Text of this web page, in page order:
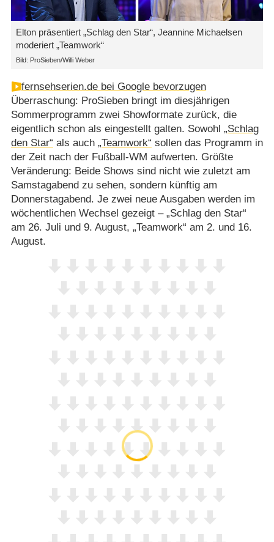
Elton präsentiert „Schlag den Star“, Jeannine Michaelsen
moderiert „Teamwork“
Bild: ProSieben/Willi Weber
fernsehserien.de bei Google bevorzugen
Überraschung: ProSieben bringt im diesjährigen
Sommerprogramm zwei Showformate zurück, die
eigentlich schon als eingestellt galten. Sowohl „Schlag
den Star“ als auch „Teamwork“ sollen das Programm in
der Zeit nach der Fußball-WM aufwerten. Größte
Veränderung: Beide Shows sind nicht wie zuletzt am
Samstagabend zu sehen, sondern künftig am
Donnerstagabend. Je zwei neue Ausgaben werden im
wöchentlichen Wechsel gezeigt – „Schlag den Star“
am 26. Juli und 9. August, „Teamwork“ am 2. und 16.
August.